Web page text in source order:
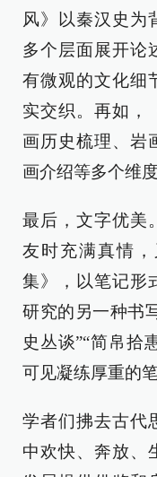
风》以秦汉史为
多个层面展开论
有微观的文化细
实交织。再如，
画历史梳理、岩
画介绍等多个维度
最后，文字优美
友时充满真情
集》，以笔记形
研究的另一种书
史丛谈”“简帛拾
可见凝练厚重的笔
学者们拂去古代
中欢快、奔放、